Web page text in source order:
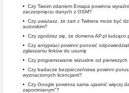
• Czy Twoim zdaniem Emapa powinna
zaczerpnięciu danych z OSM?
• Czy uważasz, że żart z Twittera może być
autorskim?
• Czy zgodzisz się, że domena AP.pl łudząco
• Czy antypiraci powinni ponosić
zgłaszaniu linków do usunię
• Czy programowanie wizualne od pierwszych
• Czy badacze bezpieczeństwa powinni
wyznaczonych licencjami?
• Czy Google powinna sama ujawnić więcej
zapomnianym"?